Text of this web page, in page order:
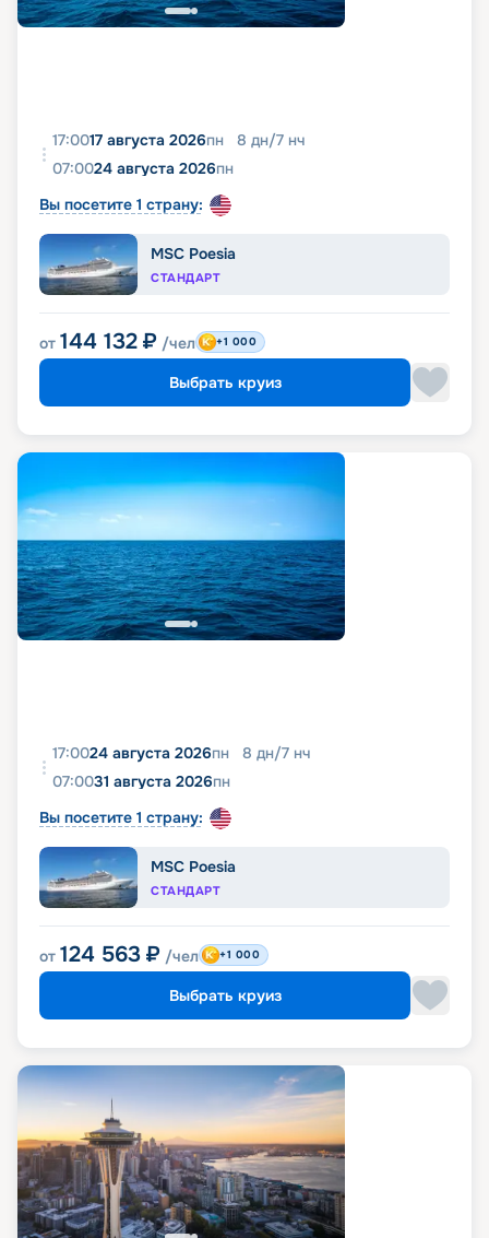
17:0017 августа 2026пн 8 дн/7 нч
07:0024 августа 2026пн
Вы посетите 1 страну:
MSC Poesia
СТАНДАРТ
от 144 132 ₽ /чел +1 000
Выбрать круиз
17:0024 августа 2026пн 8 дн/7 нч
07:0031 августа 2026пн
Вы посетите 1 страну:
MSC Poesia
СТАНДАРТ
от 124 563 ₽ /чел +1 000
Выбрать круиз